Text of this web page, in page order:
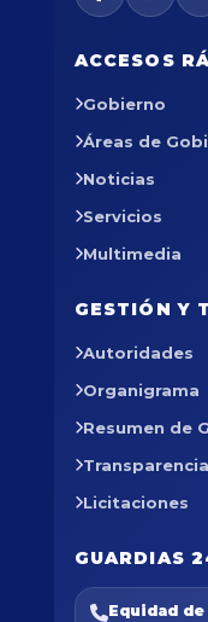
ACCESOS
Gobierno
Áreas de
Noticias
Servicios
Multimedia
GESTIÓN Y
Autoridades
Organigrama
Resumen de
Transparencia
Licitaciones
GUARDIAS
Equidad